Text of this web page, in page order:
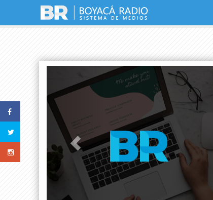
Previous